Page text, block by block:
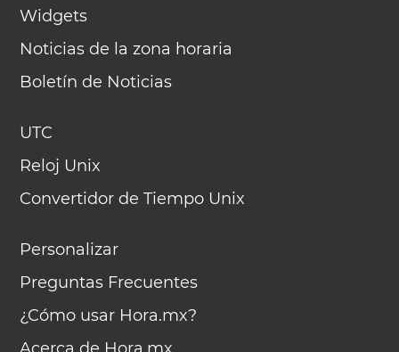
Widgets
Noticias de la zona horaria
Boletín de Noticias
UTC
Reloj Unix
Convertidor de Tiempo Unix
Personalizar
Preguntas Frecuentes
¿Cómo usar Hora.mx?